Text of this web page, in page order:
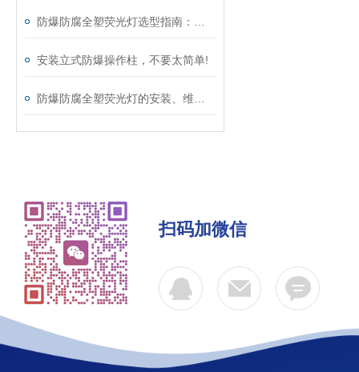
安装立式防爆操作柱，不要太简单!
扫码加微信